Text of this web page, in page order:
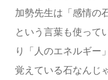
加勢先生は「感情の
という言葉も使って
り「人のエネルギー
覚えている石なんじ